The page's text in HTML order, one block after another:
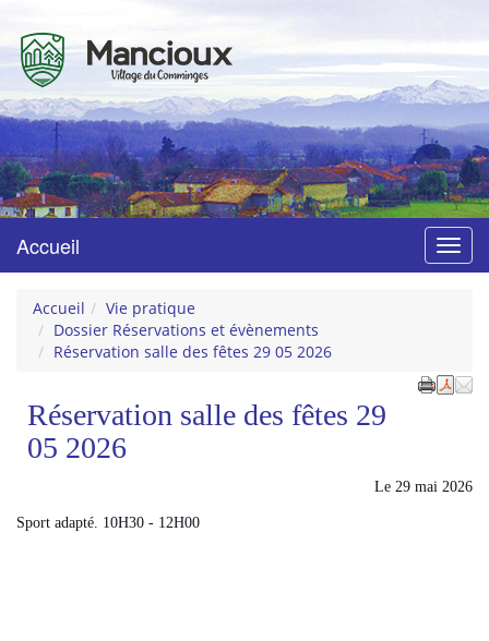
Mancioux
Village du Comminges
Menu
Accueil
Accueil
Vie pratique
Dossier Réservations et évènements
Réservation salle des fêtes 29 05 2026
Réservation salle des fêtes 29
05 2026
Le 29 mai 2026
Sport adapté. 10H30 - 12H00